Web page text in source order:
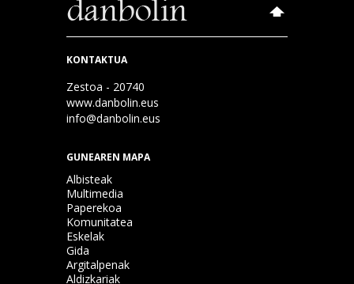
KONTAKTUA
Zestoa - 20740
www.danbolin.eus
info@danbolin.eus
GUNEAREN MAPA
Albisteak
Multimedia
Paperekoa
Komunitatea
Eskelak
Gida
Argitalpenak
Aldizkariak